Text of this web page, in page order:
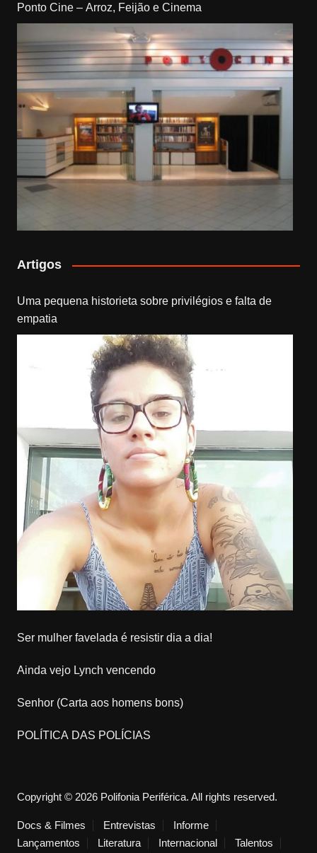
Ponto Cine – Arroz, Feijão e Cinema
Artigos
Uma pequena historieta sobre privilégios e falta de
empatia
Ser mulher favelada é resistir dia a dia!
Ainda vejo Lynch vencendo
Senhor (Carta aos homens bons)
POLÍTICA DAS POLÍCIAS
Copyright © 2026 Polifonia Periférica. All rights reserved.
Docs & Filmes Entrevistas
Informe
Lançamentos
Literatura Internacional Talentos